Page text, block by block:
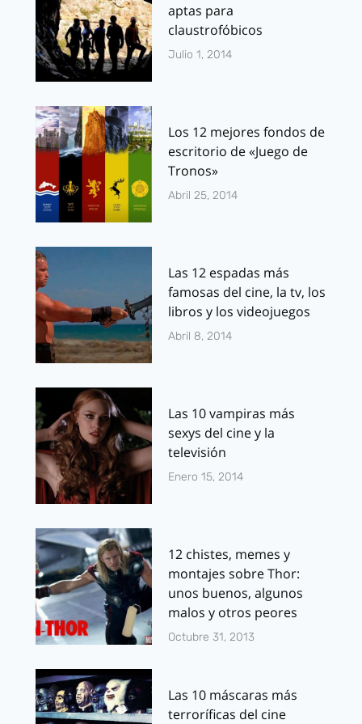
aptas para
claustrofóbicos
Julio 1, 2014
Los 12 mejores fondos de
escritorio de «Juego de
Tronos»
Abril 25, 2014
Las 12 espadas más
famosas del cine, la tv, los
libros y los videojuegos
Abril 8, 2014
Las 10 vampiras más
sexys del cine y la
televisión
Enero 15, 2014
12 chistes, memes y
montajes sobre Thor:
unos buenos, algunos
malos y otros peores
Octubre 31, 2013
Las 10 máscaras más
terroríficas del cine